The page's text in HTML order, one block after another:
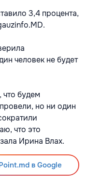
3,4 процента,
человек не будет
будем
но ни один
что это
Ирина Влах.
в Google